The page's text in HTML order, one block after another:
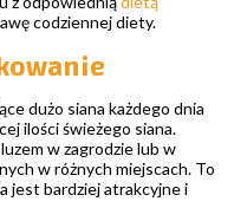
codziennej diety.
dużo siana każdego dnia
ilości świeżego siana.
w zagrodzie lub w
w różnych miejscach. To
jest bardziej atrakcyjne i